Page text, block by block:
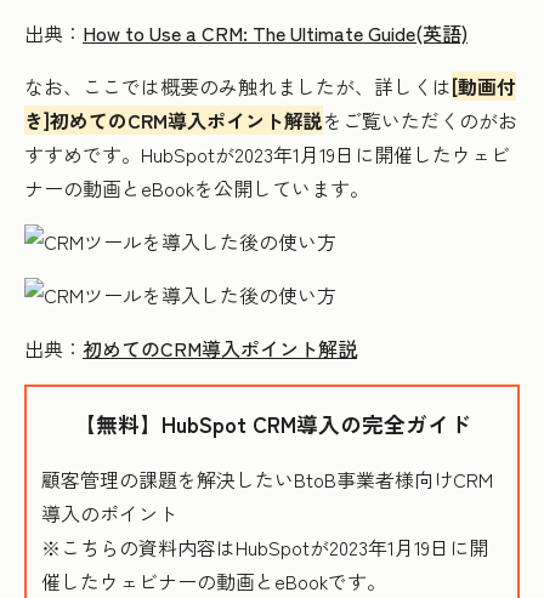
出典： How to Use a CRM: The Ultimate Guide(英語)
なお、ここでは概要のみ触れましたが、詳しくは[動画付
き]初めてのCRM導入ポイント解説をご覧いただくのがお
すすめです。HubSpotが2023年1月19日に開催したウェビ
ナーの動画とeBookを公開しています。
出典： 初めてのCRM導入ポイント解説
【無料】HubSpot CRM導入の完全ガイド
顧客管理の課題を解決したいBtoB事業者様向けCRM
導入のポイント
※こちらの資料内容はHubSpotが2023年1月19日に開
催したウェビナーの動画とeBookです。